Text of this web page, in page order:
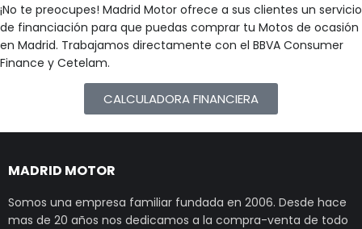
¡No te preocupes! Madrid Motor ofrece a sus clientes un servicio
de financiación para que puedas comprar tu Motos de ocasión
en Madrid. Trabajamos directamente con el BBVA Consumer
Finance y Cetelam.
CALCULADORA FINANCIERA
MADRID MOTOR
Somos una empresa familiar fundada en 2006. Desde hace
mas de 20 años nos dedicamos a la compra-venta de todo